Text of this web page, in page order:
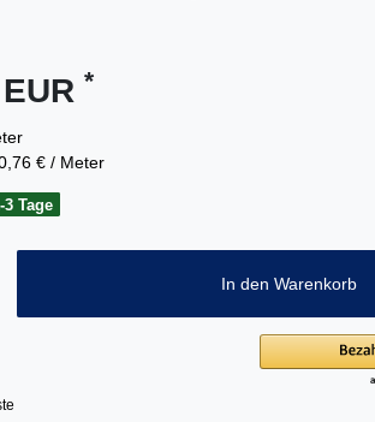
*
€ / Meter
Tage
In den Warenkorb